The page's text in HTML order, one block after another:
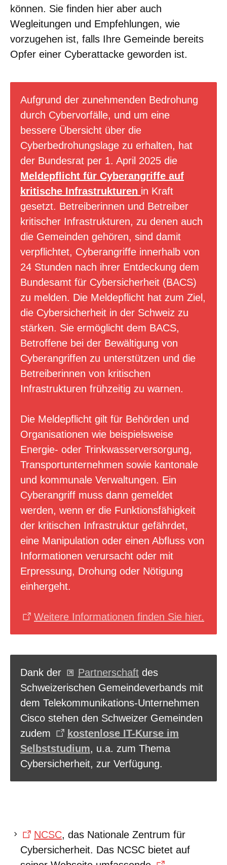
können. Sie finden hier aber auch
Wegleitungen und Empfehlungen, wie
vorzugehen ist, falls Ihre Gemeinde bereits
Opfer einer Cyberattacke geworden ist.
Aufgrund der zunehmenden Bedrohung
durch Cybervorfälle, und um eine
bessere Übersicht über die
Cyberbedrohungslage zu erhalten, hat
der Bundesrat per 1. April 2025 die
Meldepflicht für Cyberangriffe auf
kritische Infrastrukturen in Kraft
gesetzt. Betreiberinnen und Betreiber
kritischer Infrastrukturen, zu denen auch
die Gemeinden gehören, sind damit
verpflichtet, Cyberangriffe innerhalb von
24 Stunden nach ihrer Entdeckung dem
Bundesamt für Cybersicherheit (BACS)
zu melden. Die Meldepflicht hat zum Ziel,
die Cybersicherheit in der Schweiz zu
stärken. Sie ermöglicht dem BACS,
Betroffene bei der Bewältigung von
Cyberangriffen zu unterstützen und die
Betreiberinnen von kritischen
Infrastrukturen frühzeitig zu warnen.
Die Meldepflicht gilt für Behörden und
Organisationen wie beispielsweise
Energie- oder Trinkwasserversorgung,
Transportunternehmen sowie kantonale
und kommunale Verwaltungen. Ein
Cyberangriff muss dann gemeldet
werden, wenn er die Funktionsfähigkeit
der kritischen Infrastruktur gefährdet,
eine Manipulation oder einen Abfluss von
Informationen verursacht oder mit
Erpressung, Drohung oder Nötigung
einhergeht.
Weitere Informationen finden Sie hier.
Dank der Partnerschaft des
Schweizerischen Gemeindeverbands mit
dem Telekommunikations-Unternehmen
Cisco stehen den Schweizer Gemeinden
zudem
kostenlose IT-Kurse im
Selbststudium, u.a. zum Thema
Cybersicherheit, zur Verfügung.
NCSC, das Nationale Zentrum für
Cybersicherheit. Das NCSC bietet auf